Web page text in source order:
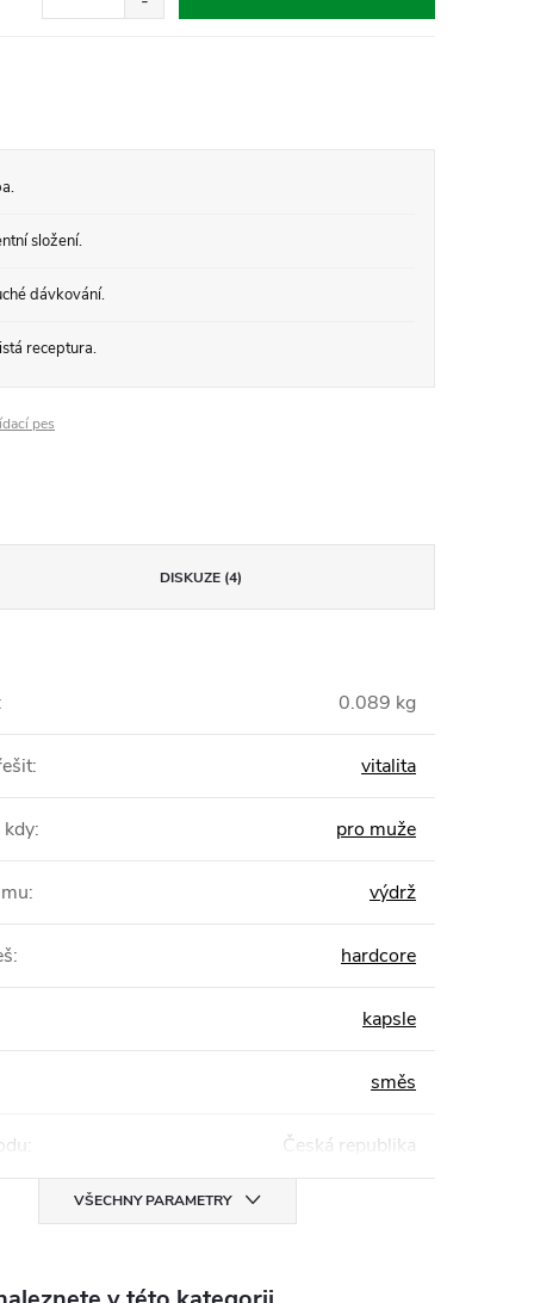
složení.
dávkování.
receptura.
pes
DISKUZE (4)
0.089 kg
: vitalita
kdy: pro muže
: výdrž
: hardcore
kapsle
směs
: Česká republika
VŠECHNY PARAMETRY